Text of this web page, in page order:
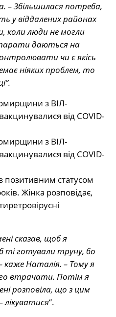
– Збільшилася потреба,
у віддалених районах
коли люди не могли
даються на
чи є якісь
ніяких проблем, то
позитивним статусом
Жінка розповідає,
сказав, щоб я
ті готували труну, бо
каже Наталія. – Тому я
втрачати. Потім я
розповіла, що з цим
“.